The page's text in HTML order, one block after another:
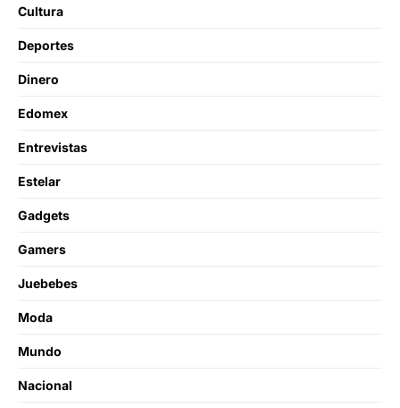
Cultura
Deportes
Dinero
Edomex
Entrevistas
Estelar
Gadgets
Gamers
Juebebes
Moda
Mundo
Nacional